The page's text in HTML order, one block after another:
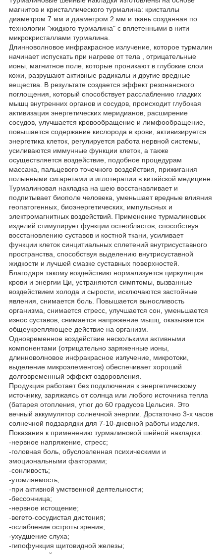
магнитов и кристаллического турмалина: кристаллы
диаметром 7 мм и диаметром 2 мм и ткань созданная по
технологии "жидкого турмалина" с вплетенными в нити
микрокристаллами турмалина.
Длинноволновое инфракрасное излучение, которое турмалин
начинает испускать при нагреве от тела , отрицательные
ионы, магнитное поле, которые проникают в глубокие слои
кожи, разрушают активные радикалы и другие вредные
вещества. В результате создается эффект резонансного
поглощения, который способствует расслаблению гладких
мышц внутренних органов и сосудов, происходит глубокая
активизация энергетических меридианов, расширение
сосудов, улучшается кровообращение и лимфообращение,
повышается содержание кислорода в крови, активизируется
энергетика клеток, регулируется работа нервной системы,
усиливаются иммунные функции клеток, а также
осуществляется воздействие, подобное процедурам
массажа, пальцевого точечного воздействия, прижигания
полынными сигаретами и иглотерапии в китайской медицине.
Турмалиновая накладка на шею восстанавливает и
подпитывает биополе человека, уменьшает вредные влияния
геопатогенных, биоэнергетических, импульсных и
электромагнитных воздействий. Применение турмалиновых
изделий стимулирует функции остеобластов, способствуя
восстановлению суставов и костной ткани, усиливает
функции клеток синцитиальных сплетений внутрисуставного
пространства, способствуя выделению внутрисуставной
жидкости и лучшей смазке суставных поверхностей.
Благодаря такому воздействию нормализуется циркуляция
крови и энергии Ци, устраняются симптомы, вызванные
воздействием холода и сырости, исключаются застойные
явления, снимается боль. Повышается выносливость
организма, снимается стресс, улучшается сон, уменьшается
износ суставов, снимается напряжение мышц, оказывается
общеукрепляющее действие на организм.
Одновременное воздействие несколькими активными
компонентами (отрицательно заряженные ионы,
длинноволновое инфракрасное излучение, микротоки,
выделение микроэлементов) обеспечивает хороший
долговременный эффект оздоровления.
Продукция работает без подключения к энергетическому
источнику, заряжаясь от солнца или любого источника тепла
(батарея отопления, утюг до 60 градусов Цельсия. Это
вечный аккумулятор солнечной энергии. Достаточно 3-х часов
солнечной подзарядки для 7-10-дневной работы изделия.
Показания к применению турмалиновой шейной накладки:
-нервное напряжение, стресс;
-головная боль, обусловленная психическими и
эмоциональными факторами;
-сонливость;
-утомляемость;
-при активной умственной деятельности;
-бессонница;
-нервное истощение;
-вегето-сосудистая дистония;
-ослабление остроты зрения;
-ухудшение слуха;
-гипофункция щитовидной железы;